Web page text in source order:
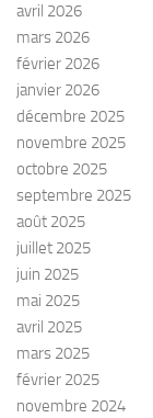
avril 2026
mars 2026
février 2026
janvier 2026
décembre 2025
novembre 2025
octobre 2025
septembre 2025
août 2025
juillet 2025
juin 2025
mai 2025
avril 2025
mars 2025
février 2025
novembre 2024